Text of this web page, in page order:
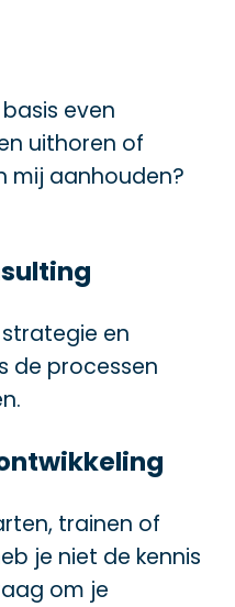
even
uithoren of
mij aanhouden?
en
de processen
trainen of
je niet de kennis
om je